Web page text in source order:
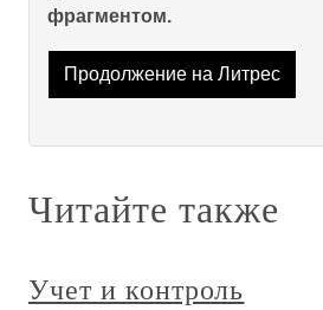
фрагментом.
Продолжение на Литрес
Читайте также
Учет и контроль